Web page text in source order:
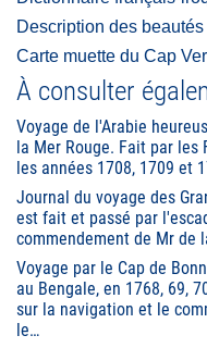
Description des
Carte muette du Cap
À consulter
Voyage de l'Arabie
la Mer Rouge. Fait par
les années 1708, 1709 et
Journal du voyage des
est fait et passé par
commendement de Mr de
Voyage par le Cap de
au Bengale, en 1768, 69,
sur la navigation et le
le…